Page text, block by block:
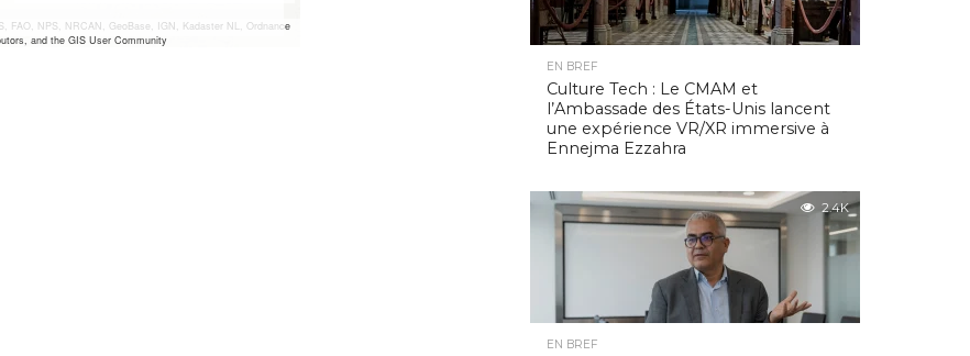
EN BREF
Culture Tech : Le CMAM et
l’Ambassade des États-Unis lancent
une expérience VR/XR immersive à
Ennejma Ezzahra
2.4K
EN BREF